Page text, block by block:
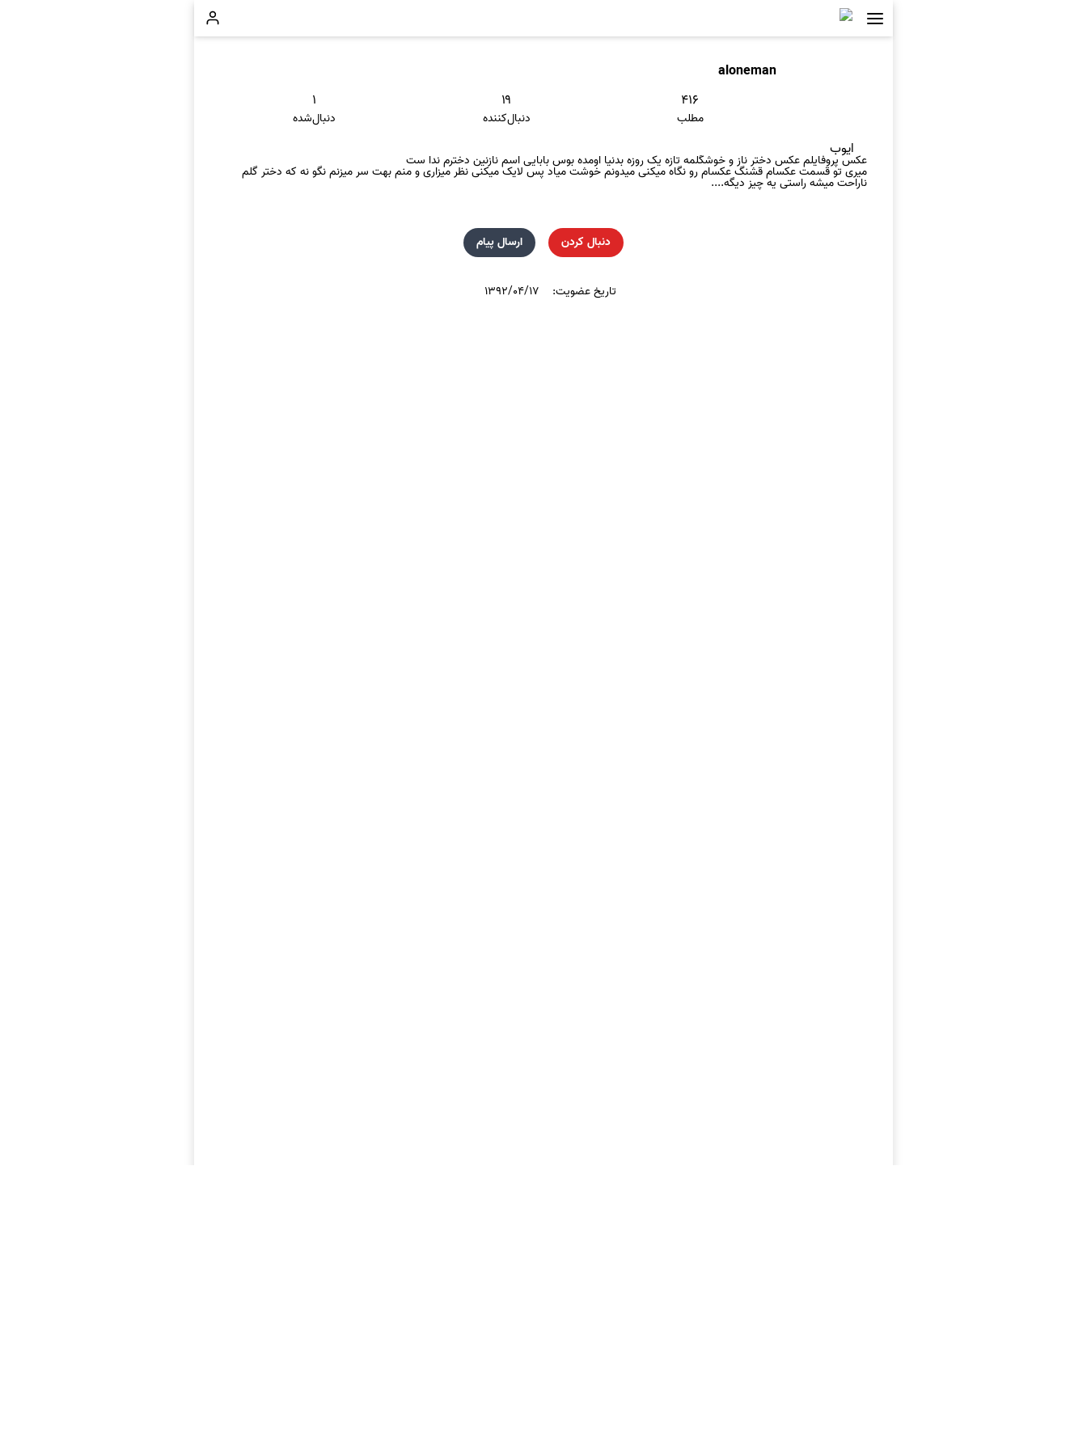
aloneman
۴۱۶
مطلب
۱۹
دنبال‌کننده
۱
دنبال‌شده
ایوب
عکس پروفايلم عکس دختر ناز و خوشگلمه تازه یک روزه بدنیا اومده بوس بابایی اسم نازنین دخترم ندا ست
میری تو قسمت عکسام قشنگ عکسام رو نگاه میکنی میدونم خوشت مياد پس لایک میکنی نظر میزاری و منم بهت سر میزنم نگو نه که دختر گلم
ناراحت میشه راستی یه چیز دیگه....
دنبال کردن ارسال پیام
تاریخ عضویت: ۱۳۹۲/۰۴/۱۷